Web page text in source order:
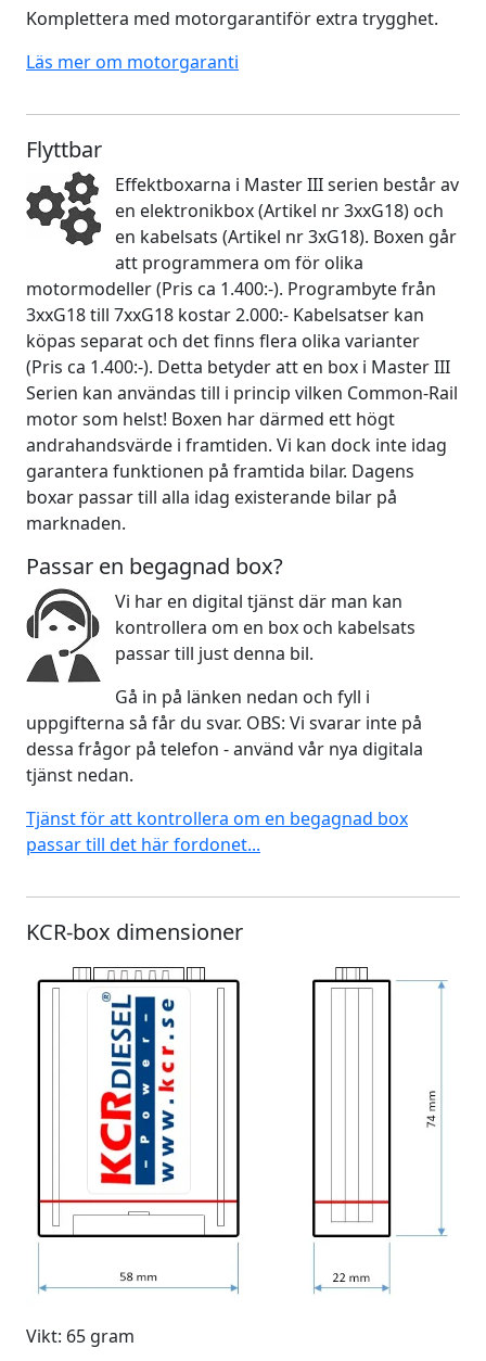
Komplettera med motorgarantiför extra trygghet.
Läs mer om motorgaranti
Flyttbar
Effektboxarna i Master III serien består av
en elektronikbox (Artikel nr 3xxG18) och
en kabelsats (Artikel nr 3xG18). Boxen går
att programmera om för olika
motormodeller (Pris ca 1.400:-). Programbyte från
3xxG18 till 7xxG18 kostar 2.000:- Kabelsatser kan
köpas separat och det finns flera olika varianter
(Pris ca 1.400:-). Detta betyder att en box i Master III
Serien kan användas till i princip vilken Common-Rail
motor som helst! Boxen har därmed ett högt
andrahandsvärde i framtiden. Vi kan dock inte idag
garantera funktionen på framtida bilar. Dagens
boxar passar till alla idag existerande bilar på
marknaden.
Passar en begagnad box?
Vi har en digital tjänst där man kan
kontrollera om en box och kabelsats
passar till just denna bil.
Gå in på länken nedan och fyll i
uppgifterna så får du svar. OBS: Vi svarar inte på
dessa frågor på telefon - använd vår nya digitala
tjänst nedan.
Tjänst för att kontrollera om en begagnad box
passar till det här fordonet...
KCR-box dimensioner
Vikt: 65 gram